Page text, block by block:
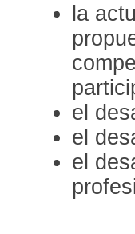
la
el
el
el